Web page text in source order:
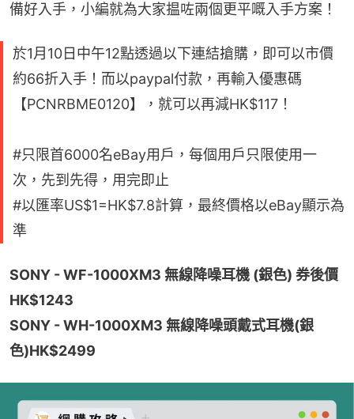
備好入手，小編就為大家揾咗兩個更平嘅入手方案！
於1月10日中午12點透過以下連結搶購，即可以市價
約66折入手！而以paypal付款，再輸入優惠碼
【PCNRBME0120】，就可以再減HK$117！
#只限首6000名eBay用戶，每個用戶只限使用一
次，先到先得，用完即止
#以匯率US$1=HK$7.8計算，最終價格以eBay顯示為
準
SONY - WF-1000XM3 無線降噪耳機 (銀色) 券後價
HK$1243
SONY - WH-1000XM3 無線降噪頭戴式耳機(銀
色)HK$2499